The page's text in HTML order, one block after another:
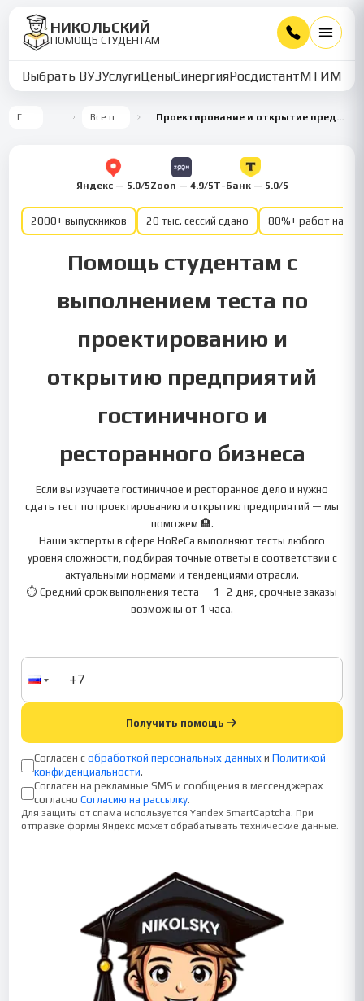
НИКОЛЬСКИЙ
ПОМОЩЬ СТУДЕНТАМ
Выбрать ВУЗУслугиЦеныСинергияРосдистантМТИММУ
Главная … Все предметы Проектирование и открытие предприятий гостиничного и ресторанного бизнеса
Яндекс — 5.0/5Zoon — 4.9/5Т-Банк — 5.0/5
2000+ выпускников 20 тыс. сессий сдано 80%+ работ на
Помощь студентам с
выполнением теста по
проектированию и
открытию предприятий
гостиничного и
ресторанного бизнеса
Если вы изучаете гостиничное и ресторанное дело и нужно
сдать тест по проектированию и открытию предприятий — мы
поможем 🏨.
Наши эксперты в сфере HoReCa выполняют тесты любого
уровня сложности, подбирая точные ответы в соответствии с
актуальными нормами и тенденциями отрасли.
⏱ Средний срок выполнения теста — 1–2 дня, срочные заказы
возможны от 1 часа.
Получить помощь
Согласен с обработкой персональных данных и Политикой
конфиденциальности.
Согласен на рекламные SMS и сообщения в мессенджерах
согласно Согласию на рассылку.
Для защиты от спама используется Yandex SmartCaptcha. При
отправке формы Яндекс может обрабатывать технические данные.